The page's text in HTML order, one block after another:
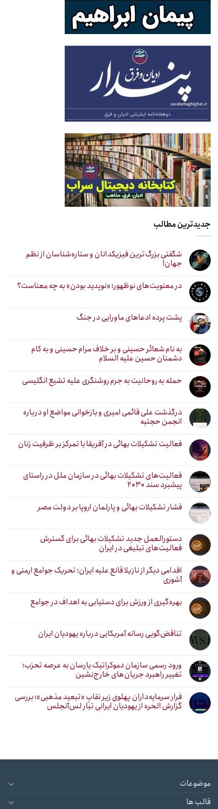
جدیدترین مطالب
شگفتی بزرگ‌ترین فیزیکدانان و ستاره‌شناسان از نظم
جهان!
در معنویت‌های نوظهور؛ «نوپدید بودن» به چه معناست؟
پشت پرده ادعاهای ماورایی در جنگ
به نام شعائر حسینی و بر خلاف مرام حسینی و به کام
دشمنان حسین علیه السلام
حمله به روحانیت به جرم روشنگری علیه تشیع انگلیسی
درگذشت علی قائمی امیری و بازخوانی مواضع او درباره
انجمن حجتیه
فعالیت تشکیلات بهائی در آفریقا با تمرکز بر ظرفیت زنان
فعالیت‌های تشکیلات بهائی در سازمان ملل در راستای
پیشبرد سند ۲۰۳۰
فشار تشکیلات بهائی و پارلمان اروپا بر دولت مصر
دستورالعمل جدید تشکیلات بهائی برای گسترش
فعالیت‌های تبلیغی در ایران
اقدامی دیگر از نازیلا قانع علیه ایران؛ تحریک جوامع ارمنی و
آشوری
بهره‌گیری از ورزش برای دستیابی به اهداف در جوامع
تناقض‌گویی رسانه آمریکایی درباره یهودیان ایران
ورود رسمی سازمان دموکراتیک یارسان به عرصه تحزب؛
تغییر راهبرد جریان‌های خارج‌نشین
فرار سرمایه‌داران پهلوی زیر نقابِ «تبعید مذهبی»؛ بررسی
گزارش الحره از یهودیان ایرانی تبار لس‌آنجلس
موضوعات
قالب ها